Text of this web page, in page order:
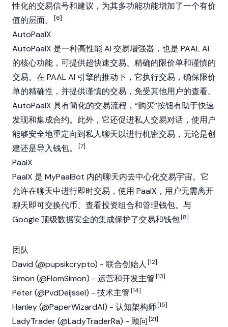
性化的交易信号和建议，为其多功能功能增加了一个有价
值的层面。
[6]
AutoPaalX
AutoPaalX 是一种高性能 AI 交易增强器，也是 PAAL AI
的核心功能，可提供超快速交易、精确的限价单和谨慎的
交易。在 PAAL AI 引擎的推动下，它执行交易，确保限价
单的精确性，并提供谨慎的交易，免受其他用户的查看。
AutoPaalX 具有简化的交易流程，“购买”按钮有助于快速
发现和集成合约。此外，它还促进私人交易对话，使用户
能够安全地重定向到私人聊天以进行机密交易，无论是创
建还是导入钱包。
[7]
PaalX
PaalX 是 MyPaalBot 内的聊天内去中心化交易宇宙。它
允许在聊天中进行即时交易，使用 PaalX，用户无需离开
聊天即可交换代币、查看投资组合和管理钱包。与
Google 顶级数据安全的集成保护了交易和钱包[8]
团队
David (@pupsikcrypto) - 联合创始人 [12]
Simon (@FlomSimon) - 运营和开发主管[13]
Peter (@PvdDeijssel) - 技术主管[14]
Hanley (@PaperWizardAI) - 认知架构师[15]
LadyTrader (@LadyTraderRa) - 顾问[21]